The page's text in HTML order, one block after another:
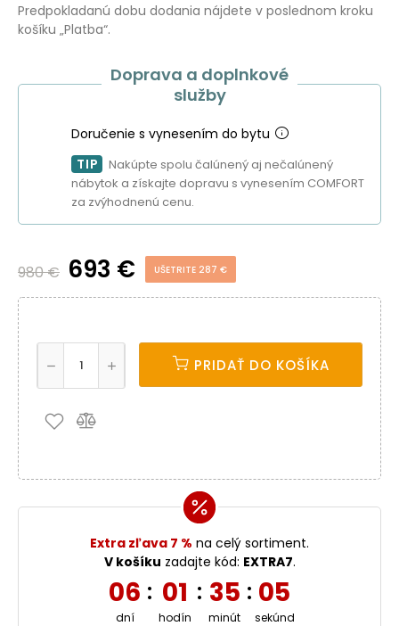
Predpokladanú dobu dodania nájdete v poslednom kroku
košíku „Platba“.
Doprava a doplnkové
služby
Doručenie s vynesením do bytu
TIP
Nakúpte spolu čalúnený aj nečalúnený
nábytok a získajte dopravu s vynesením COMFORT
za zvýhodnenú cenu.
980 € 693 € UŠETRITE 287 €
PRIDAŤ DO KOŠÍKA
Extra zľava 7 % na celý sortiment.
V košíku zadajte kód: EXTRA7.
06
dní
: 01
hodín
: 35
minút
: 05
sekúnd